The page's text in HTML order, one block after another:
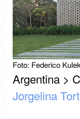
Foto: Federico
Argentina >
Jorgelina